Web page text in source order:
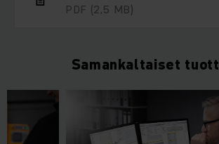
PDF (2,5 MB)
Samankaltaiset